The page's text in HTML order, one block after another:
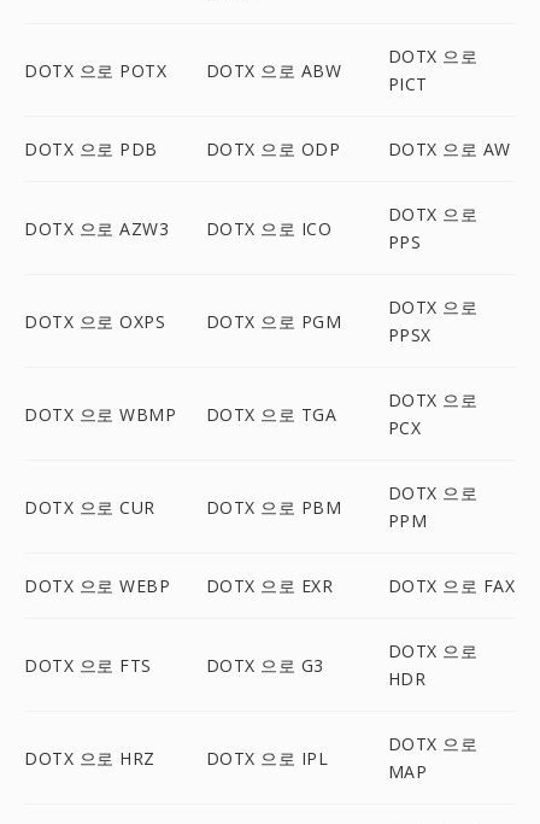
DOTX 으로 POTX DOTX 으로 ABW
DOTX 으로
PICT
DOTX 으로 PDB DOTX 으로 ODP DOTX 으로 AW
DOTX 으로 AZW3 DOTX 으로 ICO
DOTX 으로
PPS
DOTX 으로 OXPS DOTX 으로 PGM
DOTX 으로
PPSX
DOTX 으로 WBMP DOTX 으로 TGA
DOTX 으로
PCX
DOTX 으로 CUR DOTX 으로 PBM
DOTX 으로
PPM
DOTX 으로 WEBP DOTX 으로 EXR DOTX 으로 FAX
DOTX 으로 FTS DOTX 으로 G3
DOTX 으로
HDR
DOTX 으로 HRZ DOTX 으로 IPL
DOTX 으로
MAP